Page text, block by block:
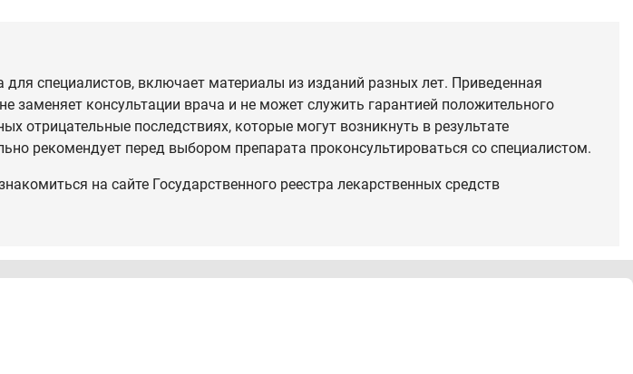
специалистов, включает материалы из изданий разных лет. Приведенная
консультации врача и не может служить гарантией положительного
отрицательные последствиях, которые могут возникнуть в результате
рекомендует перед выбором препарата проконсультироваться со специалистом.
на сайте Государственного реестра лекарственных средств